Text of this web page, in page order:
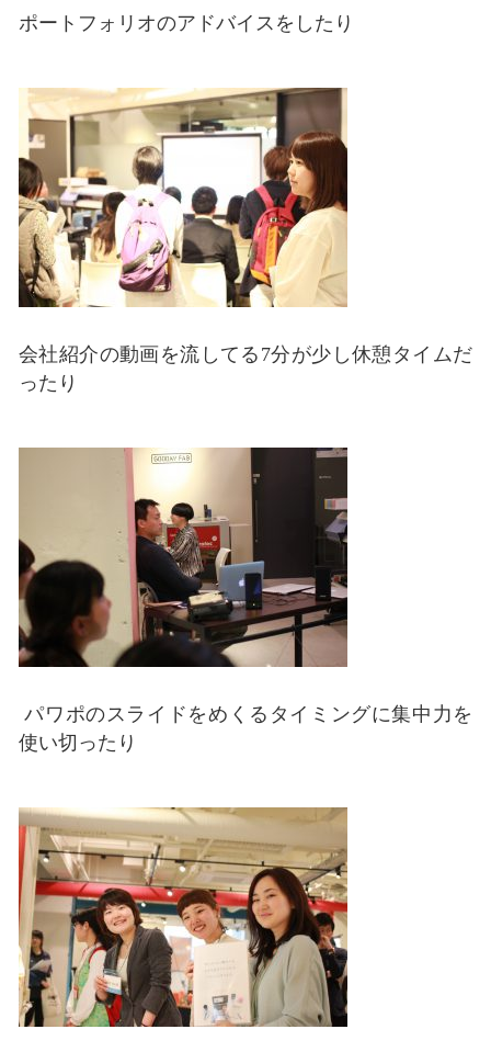
ポートフォリオのアドバイスをしたり
会社紹介の動画を流してる7分が少し休憩タイムだ
ったり
パワポのスライドをめくるタイミングに集中力を
使い切ったり